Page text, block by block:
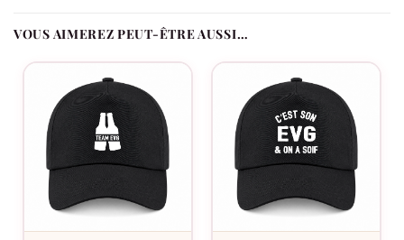
Oui, vous pouvez indiquer le prénom et la date de votre choix.
Le flocage est-il fait en France ?
Oui, dans notre atelier en France, à la commande.
Fabriqué à la commande, floqué en France.
VOUS AIMEREZ PEUT-ÊTRE AUSSI…